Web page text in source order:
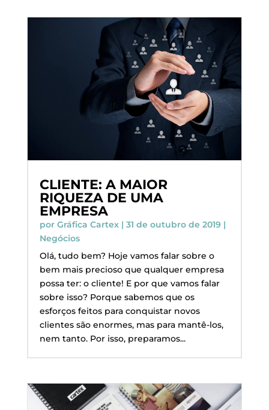
CLIENTE: A MAIOR
RIQUEZA DE UMA
EMPRESA
por Gráfica Cartex| 31 de outubro de 2019 |
Negócios
Olá, tudo bem? Hoje vamos falar sobre o
bem mais precioso que qualquer empresa
possa ter: o cliente! E por que vamos falar
sobre isso? Porque sabemos que os
esforços feitos para conquistar novos
clientes são enormes, mas para mantê-los,
nem tanto. Por isso, preparamos...